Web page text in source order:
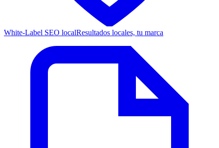
White-Label SEO localResultados locales, tu marca